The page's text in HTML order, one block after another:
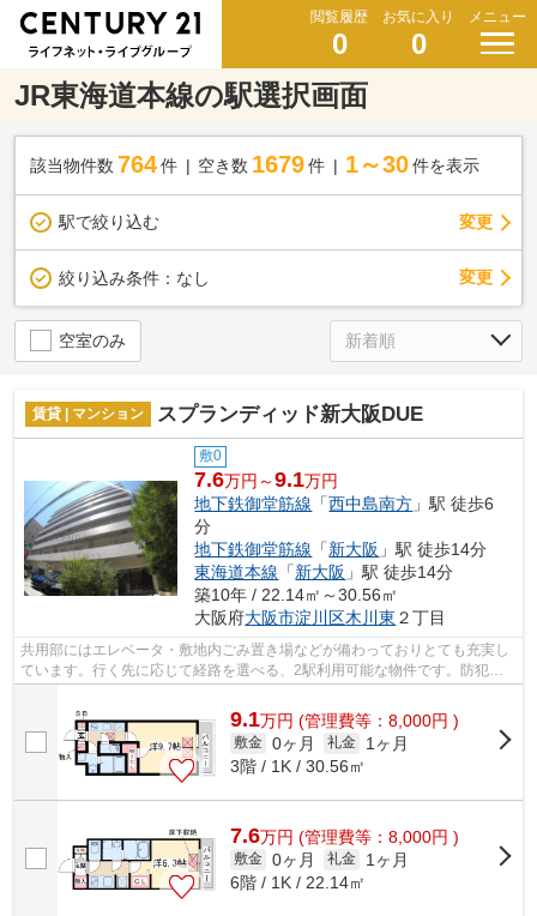
閲覧履歴
0
お気に入り
0
メニュー
JR東海道本線の駅選択画面
該当物件数 764件 空き数 1679 件 1～30 件を表示
駅で絞り込む 変更
絞り込み条件： なし 変更
空室のみ
賃貸 | マンション スプランディッド新大阪DUE
敷0
7.6万円～9.1万円
地下鉄御堂筋線 「西中島南方 」駅 徒歩6
分
地下鉄御堂筋線 「新大阪 」駅 徒歩14分
東海道本線 「新大阪 」駅 徒歩14分
築10年 / 22.14㎡～30.56㎡
大阪府大阪市淀川区木川東 ２丁目
共用部にはエレベータ・敷地内ごみ置き場などが備わっておりとても充実し
ています。行く先に応じて経路を選べる、2駅利用可能な物件です。防犯対
9.1万円 (管理費等：8,000円 )
敷金 0ヶ月 礼金
1ヶ月
3階 / 1K / 30.56㎡
7.6万円 (管理費等：8,000円 )
敷金 0ヶ月 礼金
1ヶ月
6階 / 1K / 22.14㎡